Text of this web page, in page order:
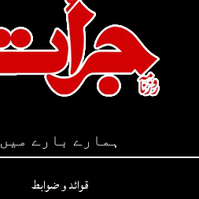
ہمارے بارے میں
قوائد و ضوابط